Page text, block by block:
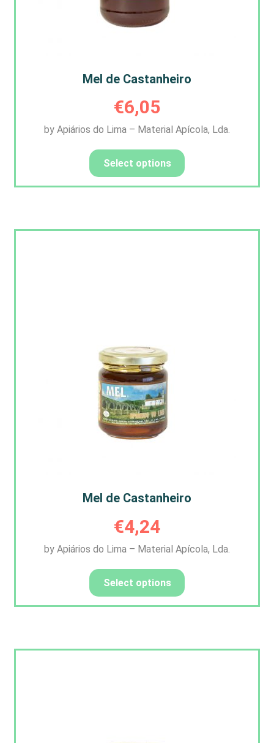
Mel de Castanheiro
€6,05
by Apiários do Lima – Material Apícola, Lda.
Select options
Mel de Castanheiro
€4,24
by Apiários do Lima – Material Apícola, Lda.
Select options